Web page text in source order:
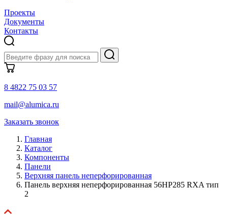
Проекты
Документы
Контакты
8 4822 75 03 57
mail@alumica.ru
Заказать звонок
Главная
Каталог
Компоненты
Панели
Верхняя панель неперфорированная
Панель верхняя неперфорированная 56HP285 RXA тип
2